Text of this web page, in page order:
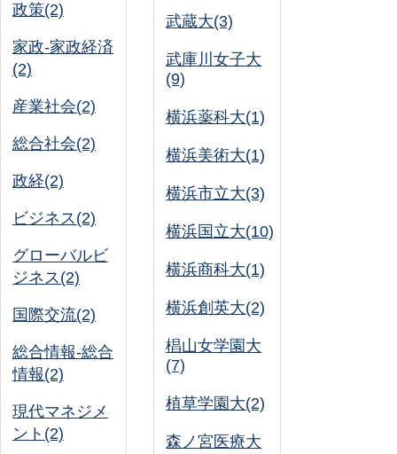
政策(2)
家政-家政経済
(2)
産業社会(2)
総合社会(2)
政経(2)
ビジネス(2)
グローバルビ
ジネス(2)
国際交流(2)
総合情報-総合
情報(2)
現代マネジメ
ント(2)
武蔵大(3)
武庫川女子大
(9)
横浜薬科大(1)
横浜美術大(1)
横浜市立大(3)
横浜国立大(10)
横浜商科大(1)
横浜創英大(2)
椙山女学園大
(7)
植草学園大(2)
森ノ宮医療大